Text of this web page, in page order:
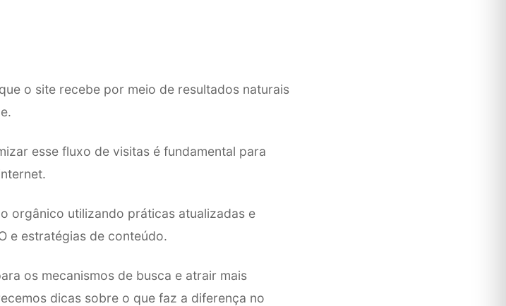
o site recebe por meio de resultados naturais
esse fluxo de visitas é fundamental para
orgânico utilizando práticas atualizadas e
e estratégias de conteúdo.
os mecanismos de busca e atrair mais
dicas sobre o que faz a diferença no